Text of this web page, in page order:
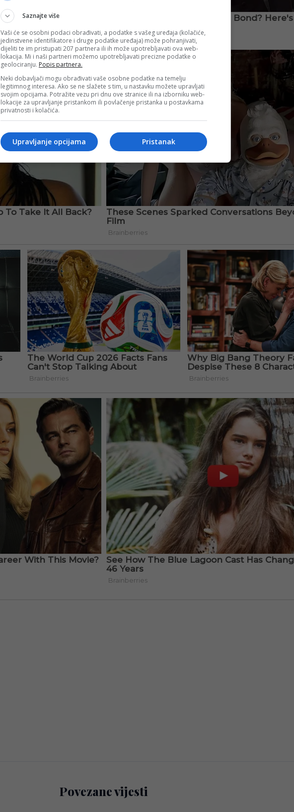
Povezane vijesti
Saznajte više
Vaši će se osobni podaci obrađivati, a podatke s vašeg uređaja (kolačiće,
jedinstvene identifikatore i druge podatke uređaja) može pohranjivati,
dijeliti te im pristupati 207 partnera ili ih može upotrebljavati ova web-
lokacija. Mi i naši partneri možemo upotrebljavati precizne podatke o
geolociranju. Popis partnera.
Neki dobavljači mogu obrađivati vaše osobne podatke na temelju
legitimnog interesa. Ako se ne slažete s tim, u nastavku možete upravljati
svojim opcijama. Potražite vezu pri dnu ove stranice ili na izborniku web-
lokacije za upravljanje pristankom ili povlačenje pristanka u postavkama
privatnosti i kolačića.
Pristanak
Upravljanje opcijama